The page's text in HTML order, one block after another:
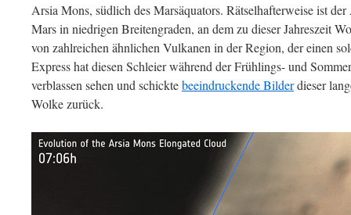
Arsia Mons, südlich des Marsäquators. Rätselhafterweise ist
Mars in niedrigen Breitengraden, an dem zu dieser Jahreszeit
von zahlreichen ähnlichen Vulkanen in der Region, der einen
Express hat diesen Schleier während der Frühlings- und
verblassen sehen und schicktebeeindruckende Bilderdieser
Wolke zurück.